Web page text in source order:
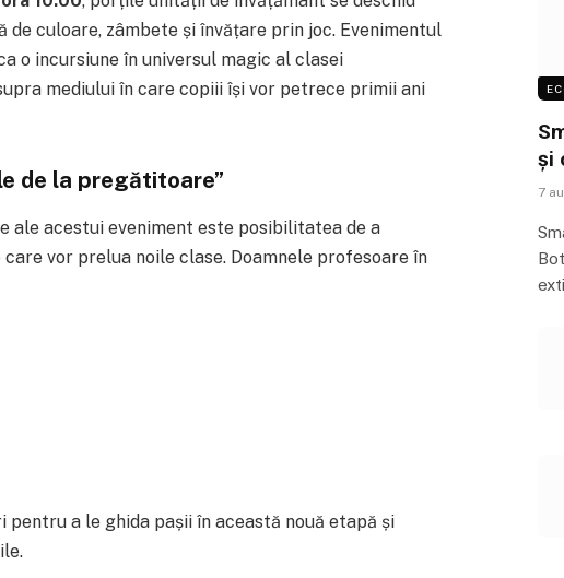
culoare, zâmbete și învățare prin joc. Evenimentul
o incursiune în universul magic al clasei
mediului în care copiii își vor petrece primii ani
de la pregătitoare”
ale acestui eveniment este posibilitatea de a
vor prelua noile clase. Doamnele profesoare în
a le ghida pașii în această nouă etapă și
și
7